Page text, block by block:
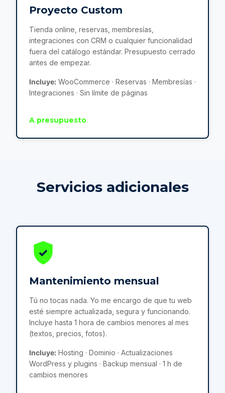
Proyecto Custom
Tienda online, reservas, membresías,
integraciones con CRM o cualquier funcionalidad
fuera del catálogo estándar. Presupuesto cerrado
antes de empezar.
Incluye: WooCommerce · Reservas · Membresías ·
Integraciones · Sin límite de páginas
A presupuesto
Servicios adicionales
Mantenimiento mensual
Tú no tocas nada. Yo me encargo de que tu web
esté siempre actualizada, segura y funcionando.
Incluye hasta 1 hora de cambios menores al mes
(textos, precios, fotos).
Incluye: Hosting · Dominio · Actualizaciones
WordPress y plugins · Backup mensual · 1 h de
cambios menores